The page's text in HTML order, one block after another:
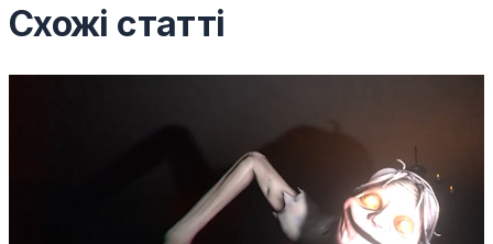
Схожі статті